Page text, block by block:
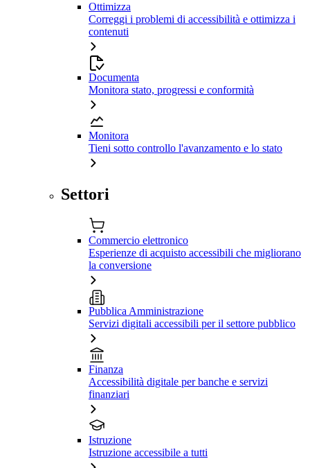
Ottimizza
Correggi i problemi di accessibilità e ottimizza i
contenuti
Documenta
Monitora stato, progressi e conformità
Monitora
Tieni sotto controllo l'avanzamento e lo stato
Settori
Commercio elettronico
Esperienze di acquisto accessibili che migliorano
la conversione
Pubblica Amministrazione
Servizi digitali accessibili per il settore pubblico
Finanza
Accessibilità digitale per banche e servizi
finanziari
Istruzione
Istruzione accessibile a tutti